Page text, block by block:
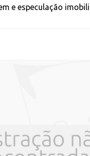
e especulação